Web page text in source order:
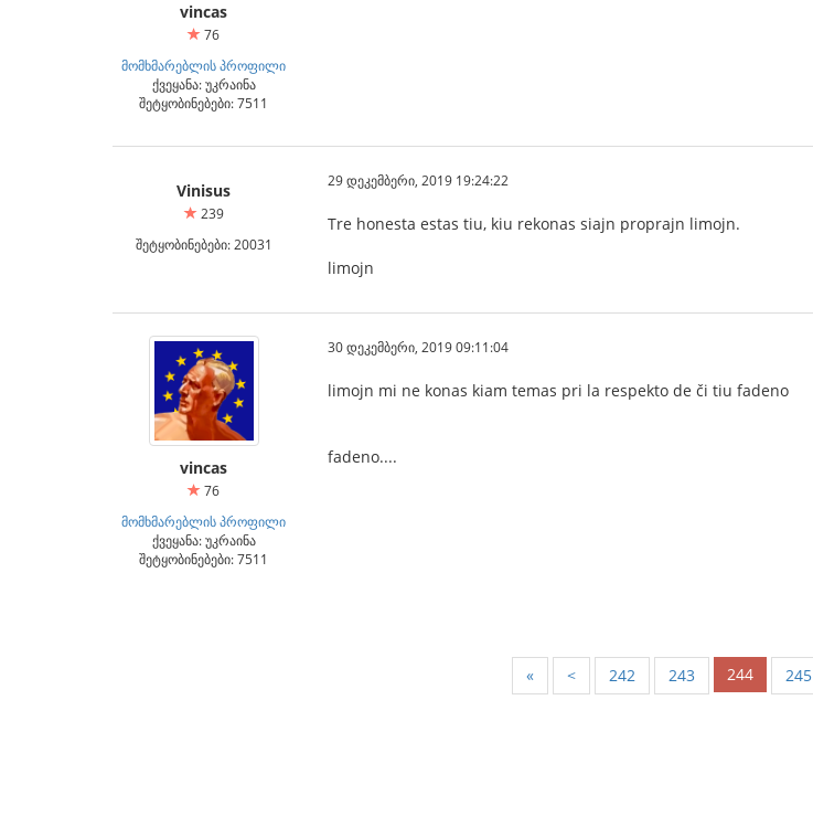
vincas
76
მომხმარებლის პროფილი
ქვეყანა: უკრაინა
შეტყობინებები: 7511
Vinisus
239
შეტყობინებები: 20031
29 დეკემბერი, 2019 19:24:22
Tre honesta estas tiu, kiu rekonas siajn proprajn limojn.
limojn
vincas
76
მომხმარებლის პროფილი
ქვეყანა: უკრაინა
შეტყობინებები: 7511
30 დეკემბერი, 2019 09:11:04
limojn mi ne konas kiam temas pri la respekto de či tiu fadeno
fadeno....
« < 242 243 244 245